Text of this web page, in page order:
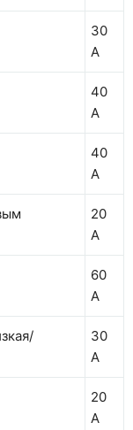
30
А
40
А
40
А
20
А
60
А
30
А
20
А